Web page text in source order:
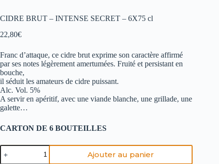
CIDRE BRUT – INTENSE SECRET – 6X75 cl
22,80€
Franc d’attaque, ce cidre brut exprime son caractère affirmé
par ses notes légèrement amertumées. Fruité et persistant en
bouche,
il séduit les amateurs de cidre puissant.
Alc. Vol. 5%
A servir en apéritif, avec une viande blanche, une grillade, une
galette…
CARTON DE 6 BOUTEILLES
Ajouter au panier